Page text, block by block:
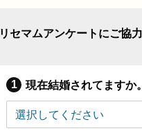
リセマムアンケートにご協
現在結婚されてますか。